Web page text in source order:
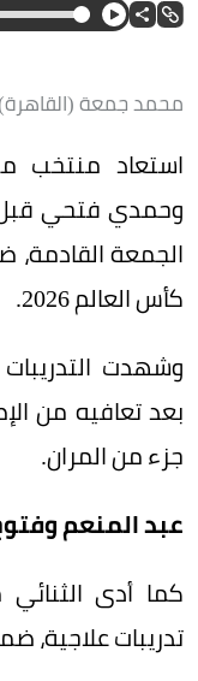
محمد جمعة
استعاد منتخب
وحمدي فتحي قبل
كأس العالم 2026.
وشهدت
بعد تعافيه من
جزء من المران.
عبد المنعم
كما أدى
تدريبات علاجية،